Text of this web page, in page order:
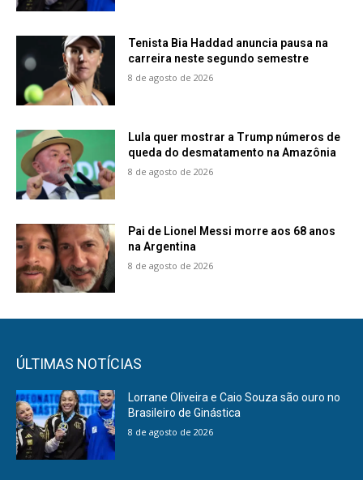
Tenista Bia Haddad anuncia pausa na
carreira neste segundo semestre
8 de agosto de 2026
Lula quer mostrar a Trump números de
queda do desmatamento na Amazônia
8 de agosto de 2026
Pai de Lionel Messi morre aos 68 anos
na Argentina
8 de agosto de 2026
ÚLTIMAS NOTÍCIAS
Lorrane Oliveira e Caio Souza são ouro no
Brasileiro de Ginástica
8 de agosto de 2026